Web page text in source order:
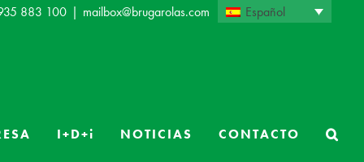
Español
883 100 | mailbox@brugarolas.com
I+D+i NOTICIAS CONTACTO